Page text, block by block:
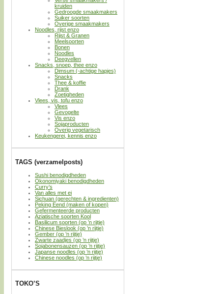
kruiden
Gedroogde smaakmakers
Suiker soorten
Overige smaakmakers
Noodles, rijst enzo
Rijst & Granen
Meelsoorten
Bonen
Noodles
Deegvellen
Snacks, snoep, thee enzo
Dimsum (-achtige hapjes)
Snacks
Thee & koffie
Drank
Zoetigheden
Vlees, vis, tofu enzo
Vlees
Gevogelte
Vis enzo
Sojaproducten
Overig vegetarisch
Keukengerei, kennis enzo
TAGS (verzamelposts)
Sushi benodigdheden
Okonomiyaki benodigdheden
Curry’s
Van alles met ei
Sichuan (gerechten & ingredienten)
Peking Eend (maken of kopen)
Gefermenteerde producten
Aziatische soorten Kool
Basilicum soorten (op ’n rijtje)
Chinese Bieslook (op ’n rijtje)
Gember (op ’n rijtje)
Zwarte zaadjes (op ’n rijtje)
Sojabonensauzen (op ’n rijtje)
Japanse noodles (op ’n rijtje)
Chinese noodles (op ’n rijtje)
TOKO’S